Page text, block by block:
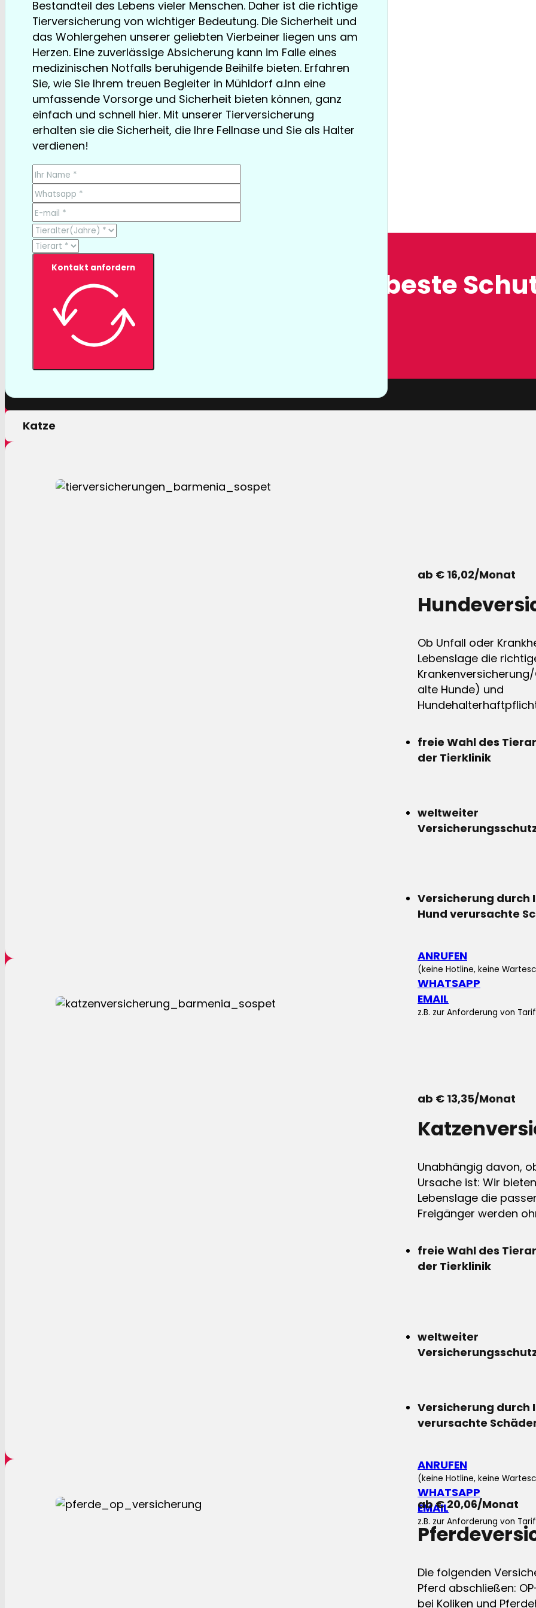
Bestandteil des Lebens vieler Menschen. Daher ist die richtige
Tierversicherung von wichtiger Bedeutung. Die Sicherheit und
das Wohlergehen unserer geliebten Vierbeiner liegen uns am
Herzen. Eine zuverlässige Absicherung kann im Falle eines
medizinischen Notfalls beruhigende Beihilfe bieten. Erfahren
Sie, wie Sie Ihrem treuen Begleiter in Mühldorf a.Inn eine
umfassende Vorsorge und Sicherheit bieten können, ganz
einfach und schnell hier. Mit unserer Tierversicherung
erhalten sie die Sicherheit, die Ihre Fellnase und Sie als Halter
verdienen!
Kontakt anfordern
TESTSIEGER bereits ab € 13,35/Monat
Tierversicherung, der beste
Mit einer Tierversicherung der Barmenia profitieren sie nicht
nur von erstklassigen Leistungen, sondern auch von unserer
Hund
Katze
ab € 16,02/Monat
Ob Unfall oder
Lebenslage die
alte Hunde) und
freie Wahl des
der Tierklinik
weltweiter
Versicherung durch
Hund verursachte
ANRUFEN
(keine Hotline, keine
WHATSAPP
EMAIL
z.B. zur Anforderung von
ab € 13,35/Monat
Unabhängig davon,
Ursache ist: Wir
Lebenslage die
Freigänger werden
freie Wahl des
der Tierklinik
weltweiter
Versicherung durch
verursachte
ANRUFEN
(keine Hotline, keine
WHATSAPP
EMAIL
z.B. zur Anforderung von
ab € 20,06/Monat
Die folgenden
Pferd abschließen:
bei Koliken und